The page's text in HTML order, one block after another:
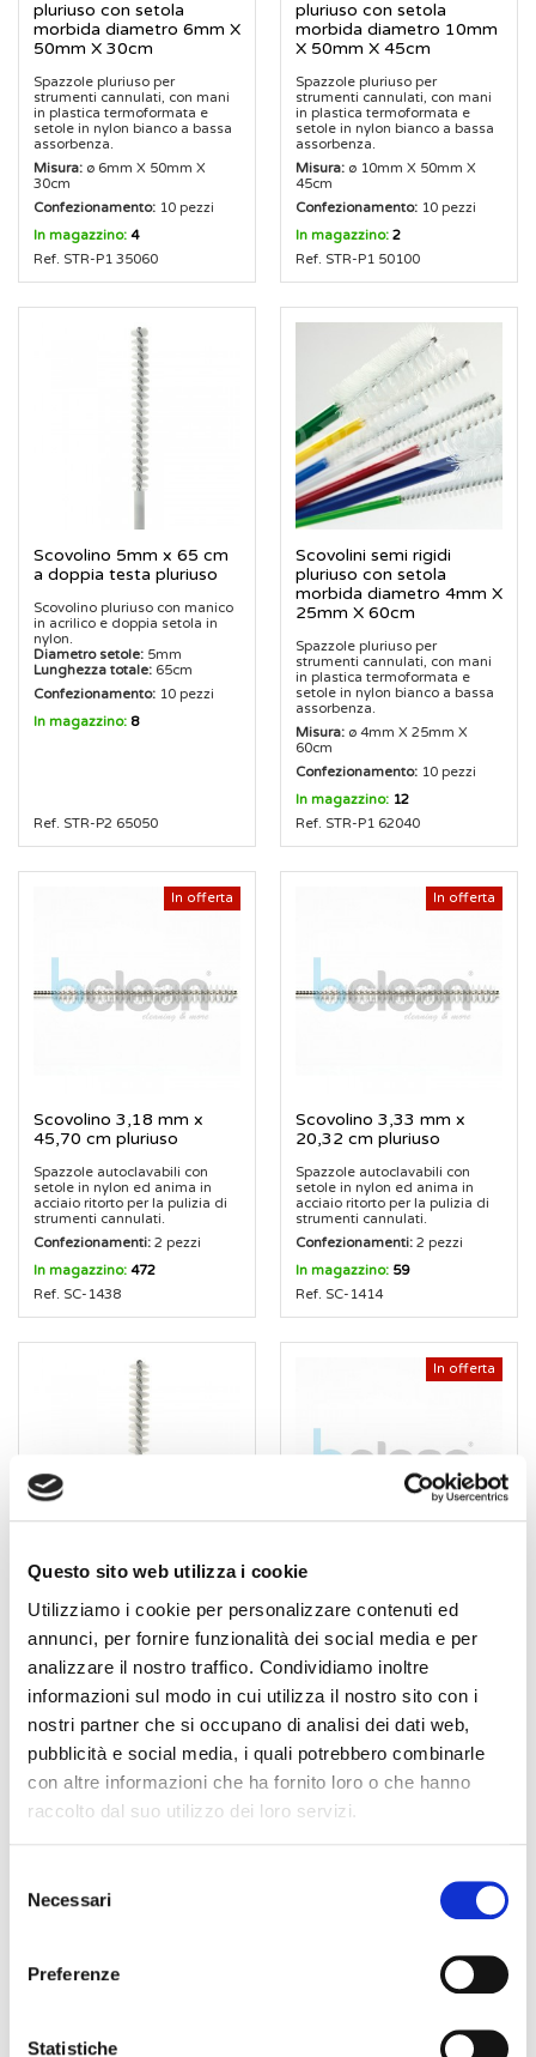
Questo sito web utilizza i cookie
Utilizziamo i cookie per personalizzare contenuti ed
annunci, per fornire funzionalità dei social media e per
analizzare il nostro traffico. Condividiamo inoltre
informazioni sul modo in cui utilizza il nostro sito con i
nostri partner che si occupano di analisi dei dati web,
pubblicità e social media, i quali potrebbero combinarle
con altre informazioni che ha fornito loro o che hanno
raccolto dal suo utilizzo dei loro servizi.
delNecessari
Preferenze
Statistiche
pluriuso con setola
morbida diametro 6mm X
50mm X 30cm
Spazzole pluriuso per
strumenti cannulati, con mani
in plastica termoformata e
setole in nylon bianco a bassa
assorbenza.
Misura: ø 6mm X 50mm X
30cm
Confezionamento: 10 pezzi
In magazzino: 4
Ref. STR-P1 35060
pluriuso con setola
morbida diametro 10mm
X 50mm X 45cm
Spazzole pluriuso per
strumenti cannulati, con mani
in plastica termoformata e
setole in nylon bianco a bassa
assorbenza.
Misura: ø 10mm X 50mm X
45cm
Confezionamento: 10 pezzi
In magazzino: 2
Ref. STR-P1 50100
Scovolino 5mm x 65 cm
a doppia testa pluriuso
Scovolino pluriuso con manico
in acrilico e doppia setola in
nylon.
Diametro setole: 5mm
Lunghezza totale: 65cm
Confezionamento: 10 pezzi
In magazzino: 8
Ref. STR-P2 65050
Scovolini semi rigidi
pluriuso con setola
morbida diametro 4mm X
25mm X 60cm
Spazzole pluriuso per
strumenti cannulati, con mani
in plastica termoformata e
setole in nylon bianco a bassa
assorbenza.
Misura: ø 4mm X 25mm X
60cm
Confezionamento: 10 pezzi
In magazzino: 12
Ref. STR-P1 62040
In offerta
Scovolino 3,18 mm x
45,70 cm pluriuso
Spazzole autoclavabili con
setole in nylon ed anima in
acciaio ritorto per la pulizia di
strumenti cannulati.
Confezionamenti: 2 pezzi
In magazzino: 472
Ref. SC-1438
In offerta
Scovolino 3,33 mm x
20,32 cm pluriuso
Spazzole autoclavabili con
setole in nylon ed anima in
acciaio ritorto per la pulizia di
strumenti cannulati.
Confezionamenti: 2 pezzi
In magazzino: 59
Ref. SC-1414
a doppia testa pluriuso
Scovolino pluriuso con manico
in acrilico e doppia setola in
nylon.
Diametro setole:
6mm
Lunghezza totale:30cm
Confezionamento:10 pezzi
Ordinabile
Ref. STR-P2 35060
In offerta
cm pluriuso
Spazzole autoclavabili con
setole in nylon ed anima in
acciaio ritorto per la pulizia di
strumenti cannulati.
Ref. SC-1453